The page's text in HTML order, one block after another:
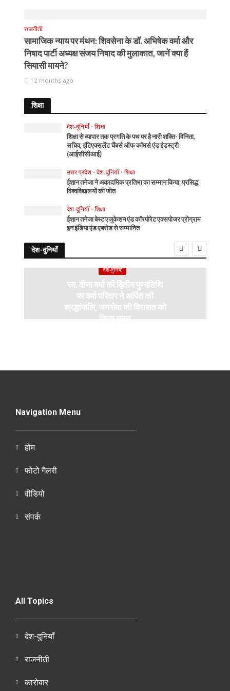
राजनीती
सामाजिक न्याय पर मंथन: शिवसेना के डॉ. अभिषेक वर्मा और
निषाद पार्टी अध्यक्ष संजय निषाद की मुलाकात, जानें क्या हैं
सियासी मायने?
12 months ago
शिक्षा
देश-दुनियाँ • शिक्षा
शिक्षा से व्यापार तक प्रगति के पथ पर है नारी शक्ति- विनिता,
सचिव, इंटिएक्सलेंट चैंबर्स ऑफ कॉमर्स एंड इंडस्ट्री
(आईसीसीआई)
उत्तर प्रदेश • देश-दुनियाँ • शिक्षा
ईशान तनेजा ने अकादमिक प्रतिभा का सम्मान किया: प्रसिद्ध
विश्वविद्यालयों की जीत
देश-दुनियाँ • शिक्षा
ईशान तनेजा बेस्ट एजुकेशन एंड कॉरपोरेट एक्सपोजर प्रोग्राम
इन इंडिया एंड एबरोड से सम्मानित
देश-दुनियाँ
देश-दुनियाँ
स्व. वीणा वर्मा की द्वितीय पुण्यतिथि
पर वर्मा परिवार ने अर्पित की
श्रद्धांजलि, जनसेवा की विरासत को
किया नमन
Navigation Menu
होम
फोटो गैलरी
वीडियो
संपर्क
All Topics
देश-दुनियाँ
राजनीती
कारोबार